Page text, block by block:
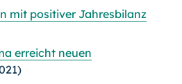
mit positiver Jahresbilanz
erreicht neuen